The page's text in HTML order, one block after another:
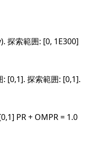
探索範囲: [0, 1E300]
[0,1]. 探索範囲: [0,1].
PR + OMPR = 1.0